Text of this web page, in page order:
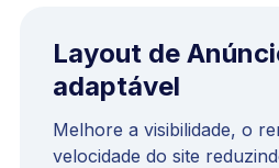
Layout de
adaptável
Melhore a visibilidade, o
velocidade do site